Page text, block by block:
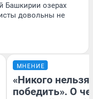
Башкирии озерах
довольны не
МНЕНИЕ
«Никого нельзя
победить». О